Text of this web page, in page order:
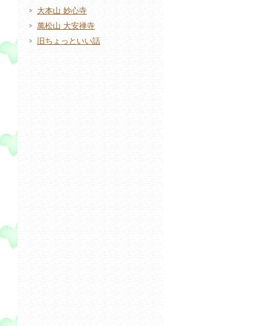
大本山 妙心寺
萬松山 大安禅寺
旧ちょっといい話